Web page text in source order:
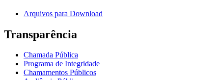
Arquivos para Download
Transparência
Chamada Pública
Programa de Integridade
Chamamentos Públicos